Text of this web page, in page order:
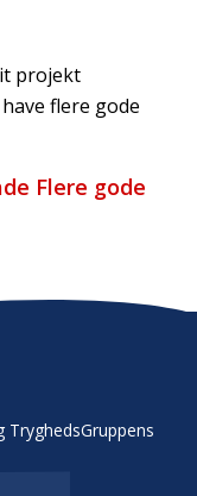
projekt
flere gode
Flere gode